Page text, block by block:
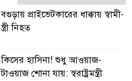
বগুড়ায় প্রাইভেটকারের ধাক্কায় স্বামী-
স্ত্রী নিহত
কিসের হাসিনা! শুধু আওয়াজ-
টাওয়াজ শোনা যায়: স্বরাষ্ট্রমন্ত্রী